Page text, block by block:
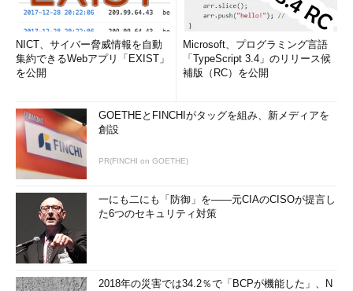
NICT、サイバー脅威情報を自動
集約できるWebアプリ「EXIST」
を公開
Microsoft、プログラミング言語
「TypeScript 3.4」のリリース候
補版（RC）を公開
GOETHEとFINCHIがタッグを組み、新メディアを
創設
PR(FINCHI on GOETHE)
一にも二にも「防御」を――元CIAのCISOが提言し
た6つのセキュリティ対策
2018年の災害では34.2％で「BCPが機能した」、N